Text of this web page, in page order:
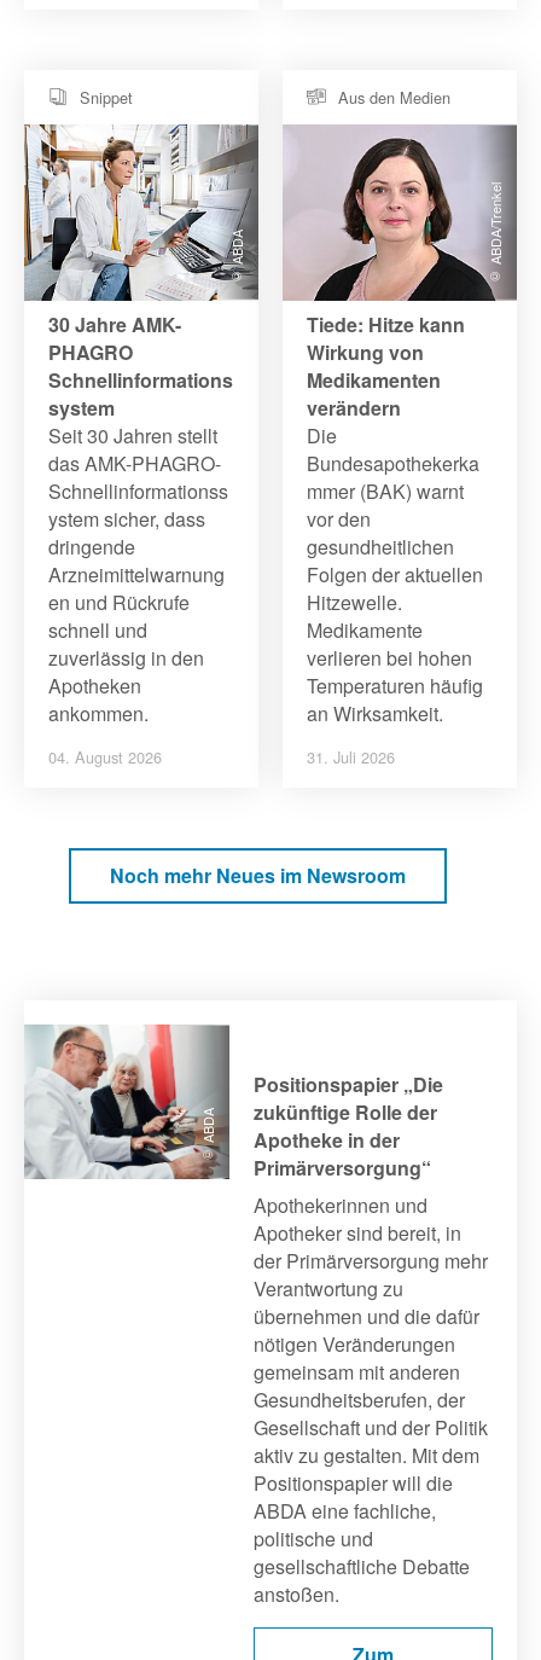
© ABDA
Snippet
30 Jahre AMK-
PHAGRO
Schnellinformations
system
Seit 30 Jahren stellt
das AMK-PHAGRO-
Schnellinformationss
ystem sicher, dass
dringende
Arzneimittelwarnung
en und Rückrufe
schnell und
zuverlässig in den
Apotheken
ankommen.
04. August 2026
© ABDA/Trenkel
Aus den Medien
Tiede: Hitze kann
Wirkung von
Medikamenten
verändern
Die
Bundesapothekerka
mmer (BAK) warnt
vor den
gesundheitlichen
Folgen der aktuellen
Hitzewelle.
Medikamente
verlieren bei hohen
Temperaturen häufig
an Wirksamkeit.
31. Juli 2026
Noch mehr Neues im Newsroom
© ABDA
Positionspapier „Die
zukünftige Rolle der
Apotheke in der
Primärversorgung“
Apothekerinnen und
Apotheker sind bereit, in
der Primärversorgung mehr
Verantwortung zu
übernehmen und die dafür
nötigen Veränderungen
gemeinsam mit anderen
Gesundheitsberufen, der
Gesellschaft und der Politik
aktiv zu gestalten. Mit dem
Positionspapier will die
ABDA eine fachliche,
politische und
gesellschaftliche Debatte
anstoßen.
Zum